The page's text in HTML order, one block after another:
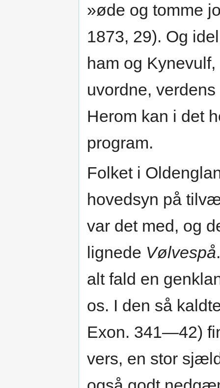
»øde og tomme
1873, 29). Og
ham og
uvordne,
Herom kan i det
program.
Folket i
hovedsyn på
var det med, og
lignede Vølvespå
alt fald en
os. I den så
Exon. 341—42)
vers, en stor